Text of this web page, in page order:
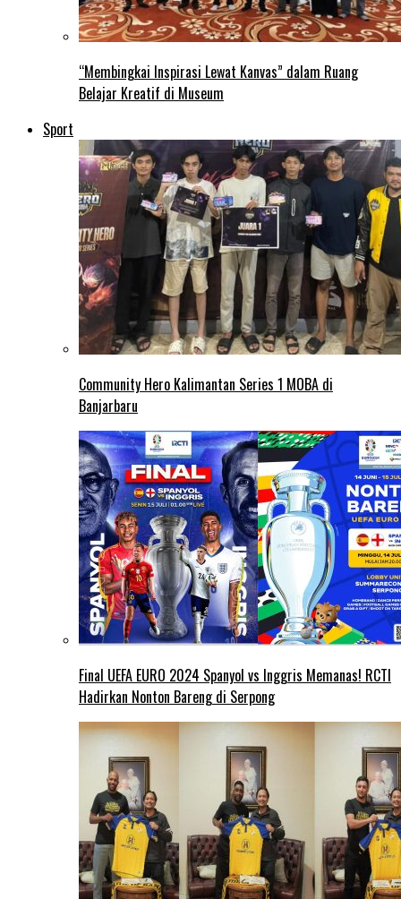
“Membingkai Inspirasi Lewat Kanvas” dalam Ruang
Belajar Kreatif di Museum
Sport
Community Hero Kalimantan Series 1 MOBA di
Banjarbaru
Final UEFA EURO 2024 Spanyol vs Inggris Memanas! RCTI
Hadirkan Nonton Bareng di Serpong